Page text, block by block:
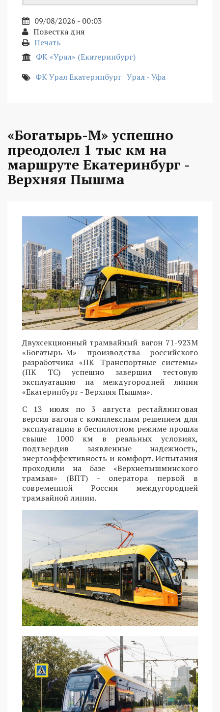
09/08/2026 - 00:03
Повестка дня
Печать
ФК «Урал» (Екатеринбург)
ФК Урал Екатеринбург Урал - Уфа
«Богатырь-М» успешно
преодолел 1 тыс км на
маршруте Екатеринбург -
Верхняя Пышма
Двухсекционный трамвайный вагон 71-923М
«Богатырь-М» производства российского
разработчика «ПК Транспортные системы»
(ПК ТС) успешно завершил тестовую
эксплуатацию на междугородней линии
«Екатеринбург - Верхняя Пышма».
С 13 июля по 3 августа рестайлинговая
версия вагона с комплексным решением для
эксплуатации в беспилотном режиме прошла
свыше 1000 км в реальных условиях,
подтвердив заявленные надежность,
энергоэффективность и комфорт. Испытания
проходили на базе «Верхнепышминского
трамвая» (ВПТ) - оператора первой в
современной России междугородней
трамвайной линии.